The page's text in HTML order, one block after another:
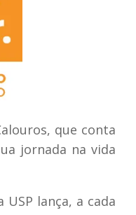
que conta
jornada na vida
lança, a cada